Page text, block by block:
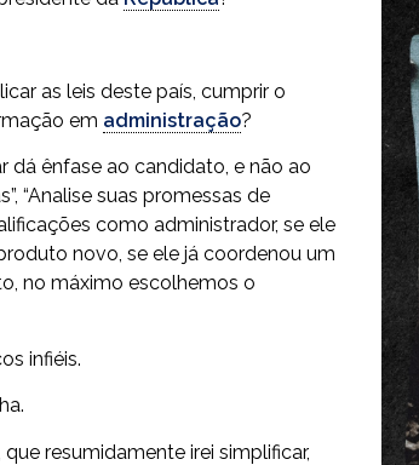
as leis deste país, cumprir o
em administração?
dá ênfase ao candidato, e não ao
“Analise suas promessas de
como administrador, se ele
novo, se ele já coordenou um
no máximo escolhemos o
infiéis.
resumidamente irei simplificar,